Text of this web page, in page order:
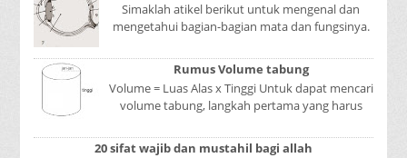
Simaklah atikel berikut untuk mengenal dan
mengetahui bagian-bagian mata dan fungsinya.
mer...
Rumus Volume tabung
Volume = Luas Alas x Tinggi Untuk dapat mencari
volume tabung, langkah pertama yang harus
tabun...
20 sifat wajib dan mustahil bagi allah